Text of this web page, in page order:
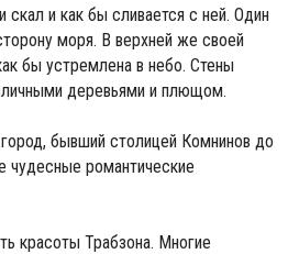
скал и как бы сливается с ней. Один
моря. В верхней же своей
бы устремлена в небо. Стены
деревьями и плющом.
бывший столицей Комнинов до
чудесные романтические
красоты Трабзона. Многие